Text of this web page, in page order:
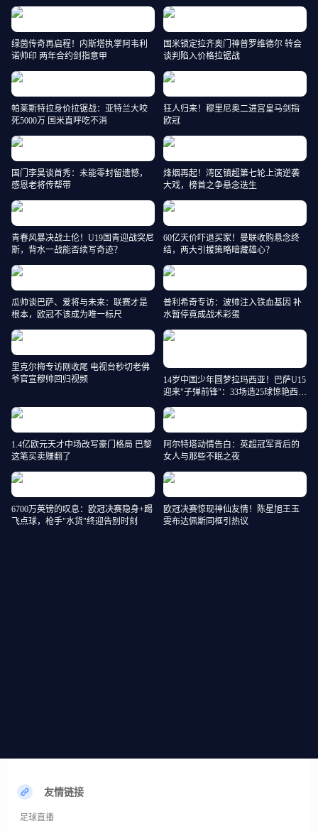
绿茵传奇再启程！内斯塔执掌阿韦利
诺帅印 两年合约剑指意甲
国米锁定拉齐奥门神普罗维德尔 转会
谈判陷入价格拉锯战
帕莱斯特拉身价拉锯战：亚特兰大咬
死5000万 国米直呼吃不消
狂人归来！穆里尼奥二进宫皇马剑指
欧冠
国门李昊谈首秀：未能零封留遗憾，
感恩老将传帮带
烽烟再起！湾区镇超第七轮上演逆袭
大戏，榜首之争悬念迭生
青春风暴决战土伦！U19国青迎战突尼
斯，背水一战能否续写奇迹？
60亿天价吓退买家！曼联收购悬念终
结，两大引援策略暗藏雄心？
瓜帅谈巴萨、爱将与未来：联赛才是
根本，欧冠不该成为唯一标尺
普利希奇专访：波帅注入铁血基因 补
水暂停竟成战术彩蛋
里克尔梅专访刚收尾 电视台秒切老佛
爷官宣穆帅回归视频
14岁中国少年圆梦拉玛西亚！巴萨U15
迎来"子弹前锋"：33场造25球惊艳西班
1.4亿欧元天才中场改写豪门格局 巴黎
这笔买卖赚翻了
阿尔特塔动情告白：英超冠军背后的
女人与那些不眠之夜
6700万英镑的叹息：欧冠决赛隐身+踢
飞点球，枪手"水货"终迎告别时刻
欧冠决赛惊现神仙友情！陈星旭王玉
雯布达佩斯同框引热议
友情链接
足球直播